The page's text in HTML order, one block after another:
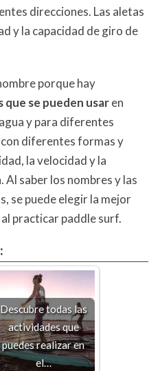
direcciones. Las aletas
y la capacidad de giro de
porque hay
se pueden usaren
y para diferentes
diferentes formas y
la velocidad y la
saber los nombres y las
se puede elegir la mejor
practicar paddle surf.
Descubre todas las
actividades que
puedes realizar en
el…